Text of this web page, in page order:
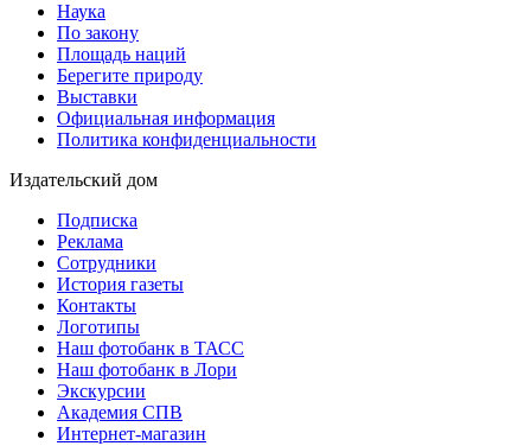
Наука
По закону
Площадь наций
Берегите природу
Выставки
Официальная информация
Политика конфиденциальности
Издательский дом
Подписка
Реклама
Сотрудники
История газеты
Контакты
Логотипы
Наш фотобанк в ТАСС
Наш фотобанк в Лори
Экскурсии
Академия СПВ
Интернет-магазин